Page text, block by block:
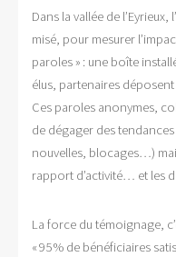
Dans la vallée de l’Eyrieux,
misé, pour mesurer
paroles » : une boîte
élus, partenaires
Ces paroles anonymes,
de dégager des
nouvelles, blocages…)
rapport d’activité… et les
La force du témoignage,
« 95 % de bénéficiaires